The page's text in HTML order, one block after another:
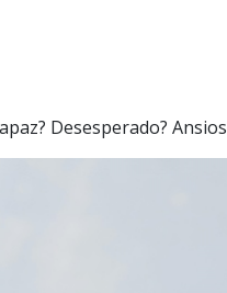
Desesperado?